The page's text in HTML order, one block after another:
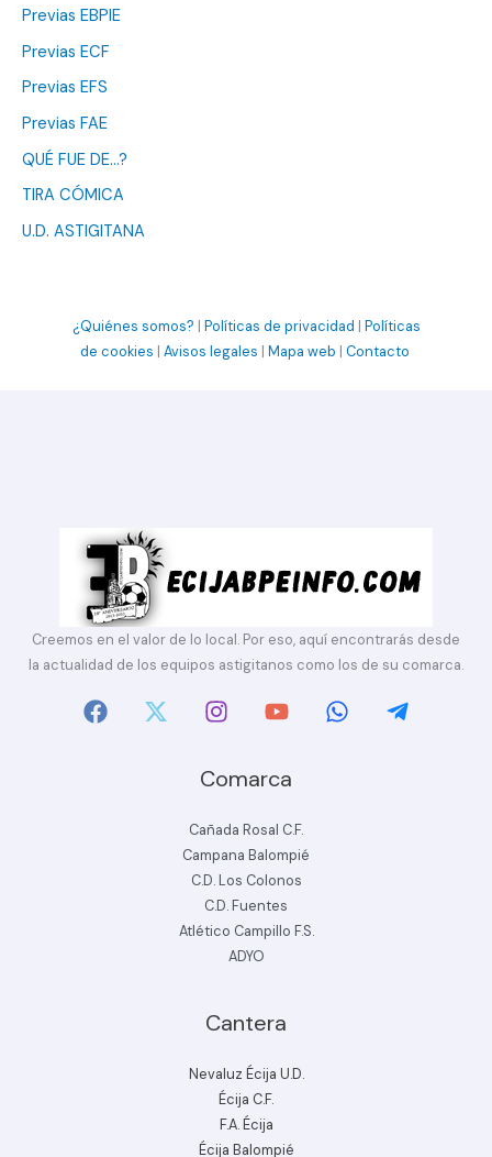
Previas EBPIE
Previas ECF
Previas EFS
Previas FAE
QUÉ FUE DE…?
TIRA CÓMICA
U.D. ASTIGITANA
¿Quiénes somos? | Políticas de privacidad | Políticas
de cookies | Avisos legales | Mapa web | Contacto
Creemos en el valor de lo local. Por eso, aquí encontrarás desde
la actualidad de los equipos astigitanos como los de su comarca.
Comarca
Cañada Rosal C.F.
Campana Balompié
C.D. Los Colonos
C.D. Fuentes
Atlético Campillo F.S.
ADYO
Cantera
Nevaluz Écija U.D.
Écija C.F.
F.A. Écija
Écija Balompié